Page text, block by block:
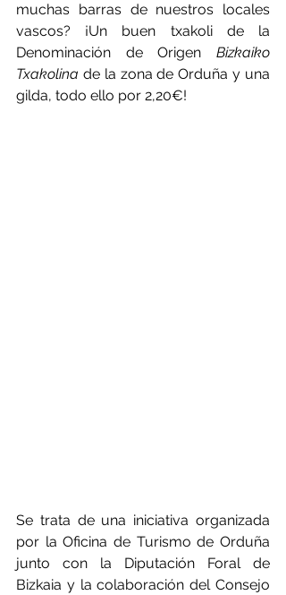
muchas barras de nuestros locales
vascos? ¡Un buen txakoli de la
Denominación de Origen Bizkaiko
Txakolina de la zona de Orduña y una
gilda, todo ello por 2,20€!
Se trata de una iniciativa organizada
por la Oficina de Turismo de Orduña
junto con la Diputación Foral de
Bizkaia y la colaboración del Consejo